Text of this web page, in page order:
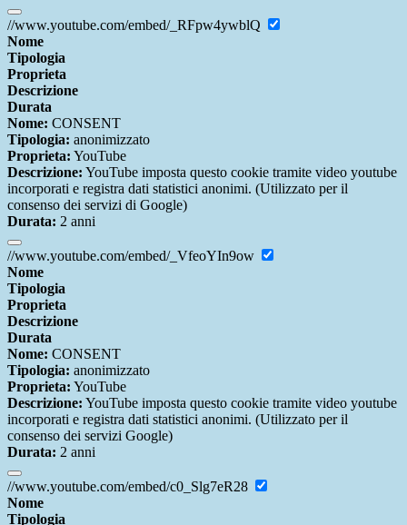
//www.youtube.com/embed/_RFpw4ywblQ
Nome
Tipologia
Proprieta
Descrizione
Durata
Nome: CONSENT
Tipologia: anonimizzato
Proprieta: YouTube
Descrizione: YouTube imposta questo cookie tramite video youtube
incorporati e registra dati statistici anonimi. (Utilizzato per il
consenso dei servizi di Google)
Durata: 2 anni
//www.youtube.com/embed/_VfeoYIn9ow
Nome
Tipologia
Proprieta
Descrizione
Durata
Nome: CONSENT
Tipologia: anonimizzato
Proprieta: YouTube
Descrizione: YouTube imposta questo cookie tramite video youtube
incorporati e registra dati statistici anonimi. (Utilizzato per il
consenso dei servizi Google)
Durata: 2 anni
//www.youtube.com/embed/c0_Slg7eR28
Nome
Tipologia